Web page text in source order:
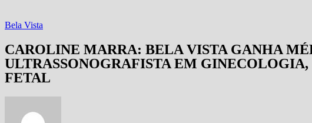
Bela Vista
CAROLINE MARRA: BELA VISTA GANHA
ULTRASSONOGRAFISTA EM
FETAL